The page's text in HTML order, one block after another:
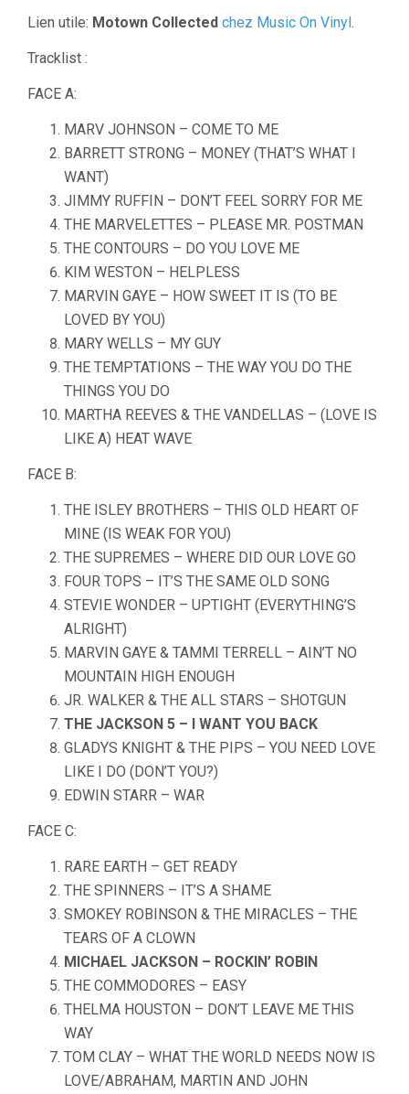
Lien utile: Motown Collected chez Music On Vinyl.
Tracklist :
FACE A:
MARV JOHNSON – COME TO ME
BARRETT STRONG – MONEY (THAT’S WHAT I
WANT)
JIMMY RUFFIN – DON’T FEEL SORRY FOR ME
THE MARVELETTES – PLEASE MR. POSTMAN
THE CONTOURS – DO YOU LOVE ME
KIM WESTON – HELPLESS
MARVIN GAYE – HOW SWEET IT IS (TO BE
LOVED BY YOU)
MARY WELLS – MY GUY
THE TEMPTATIONS – THE WAY YOU DO THE
THINGS YOU DO
MARTHA REEVES & THE VANDELLAS – (LOVE IS
LIKE A) HEAT WAVE
FACE B:
THE ISLEY BROTHERS – THIS OLD HEART OF
MINE (IS WEAK FOR YOU)
THE SUPREMES – WHERE DID OUR LOVE GO
FOUR TOPS – IT’S THE SAME OLD SONG
STEVIE WONDER – UPTIGHT (EVERYTHING’S
ALRIGHT)
MARVIN GAYE & TAMMI TERRELL – AIN’T NO
MOUNTAIN HIGH ENOUGH
JR. WALKER & THE ALL STARS – SHOTGUN
THE JACKSON 5 – I WANT YOU BACK
GLADYS KNIGHT & THE PIPS – YOU NEED LOVE
LIKE I DO (DON’T YOU?)
EDWIN STARR – WAR
FACE C:
RARE EARTH – GET READY
THE SPINNERS – IT’S A SHAME
SMOKEY ROBINSON & THE MIRACLES – THE
TEARS OF A CLOWN
MICHAEL JACKSON – ROCKIN’ ROBIN
THE COMMODORES – EASY
THELMA HOUSTON – DON’T LEAVE ME THIS
WAY
TOM CLAY – WHAT THE WORLD NEEDS NOW IS
LOVE/ABRAHAM, MARTIN AND JOHN